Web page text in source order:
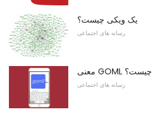
یک ویکی چیست؟
رسانه های اجتماعی
معنی GOML چیست؟
رسانه های اجتماعی